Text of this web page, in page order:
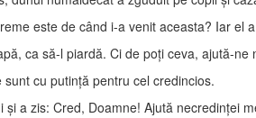
este de când i-a venit aceasta? Iar el
ca să-l piardă. Ci de poţi ceva, ajută-ne
cu putinţă pentru cel credincios.
a zis: Cred, Doamne! Ajută necredinţei